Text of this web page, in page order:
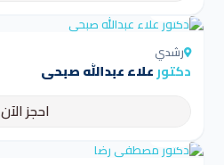
رشدي
دكتورعلاء عبدالله صبحي
احجز الآن